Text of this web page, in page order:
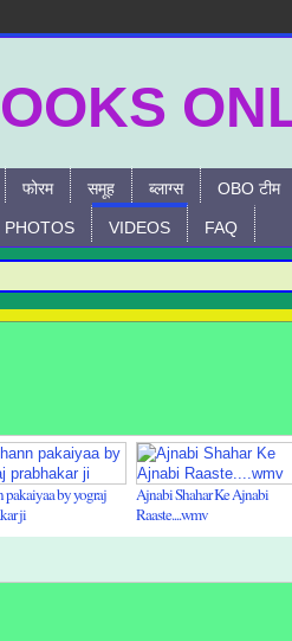
फोरम समूह ब्लाग्स OBO टीम
PHOTOS VIDEOS FAQ
pakaiyaa by yograj
ji
Ajnabi Shahar Ke Ajnabi
Raaste....wmv